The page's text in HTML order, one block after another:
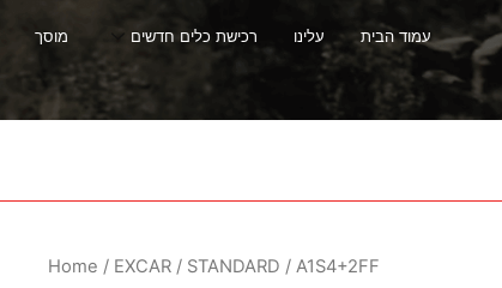
עמוד הבית עלינו רכישת כלים חדשים מוסך
Home / EXCAR / STANDARD / A1S4+2FF